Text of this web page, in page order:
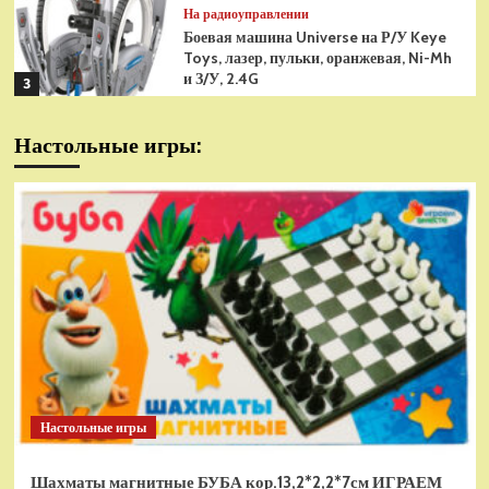
3
На радиоуправлении
Боевая машина Universe на Р/У Keye
Toys, лазер, пульки, оранжевая, Ni-Mh
и З/У, 2.4G
Радиоуправляемая модель
(HN1586)
На радиоуправлении
Р/У танк Taigen 1/16
Panzerkampfwagen III (Германия) HC
(для ИК танкового боя) V3 2.4G RTR,
TG3848-1HC-IR3.0
1
На радиоуправлении
Радиоуправляемый танк Torro
Sturmtiger Panzer 1к16
(TR1111700300)
Настольные игры:
Настольные игры
Шахматы магнитные БУБА кор.13,2*2,2*7см ИГРАЕМ